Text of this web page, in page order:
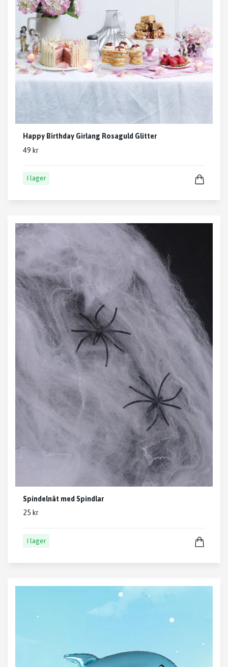
Happy Birthday Girlang Rosaguld Glitter
49 kr
I lager
Spindelnät med Spindlar
25 kr
I lager